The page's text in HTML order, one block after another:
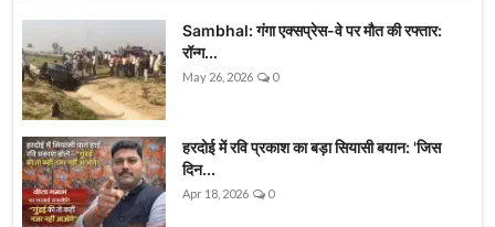
Sambhal: गंगा एक्सप्रेस-वे पर मौत की रफ्तार:
रॉन्ग...
May 26, 2026 0
हरदोई में रवि प्रकाश का बड़ा सियासी बयान: 'जिस
दिन...
Apr 18, 2026 0